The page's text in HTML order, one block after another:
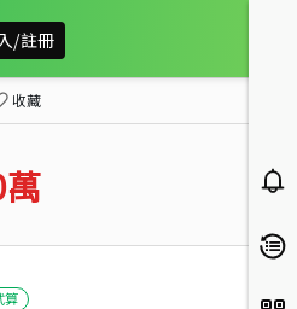
/註冊
收藏
萬
算